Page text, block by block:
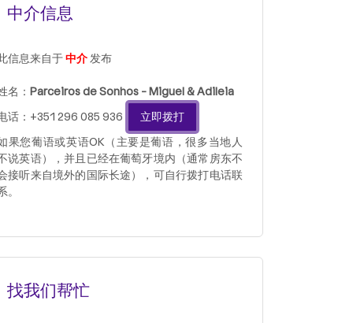
中介信息
信息来自于中介发布
名： Parceiros de Sonhos - Miguel & Adileia
话：+351 296 085 936
立即拨打
果您葡语或英语OK（主要是葡语，很多当地人
说英语），并且已经在葡萄牙境内（通常房东不
接听来自境外的国际长途），可自行拨打电话联
。
找我们帮忙